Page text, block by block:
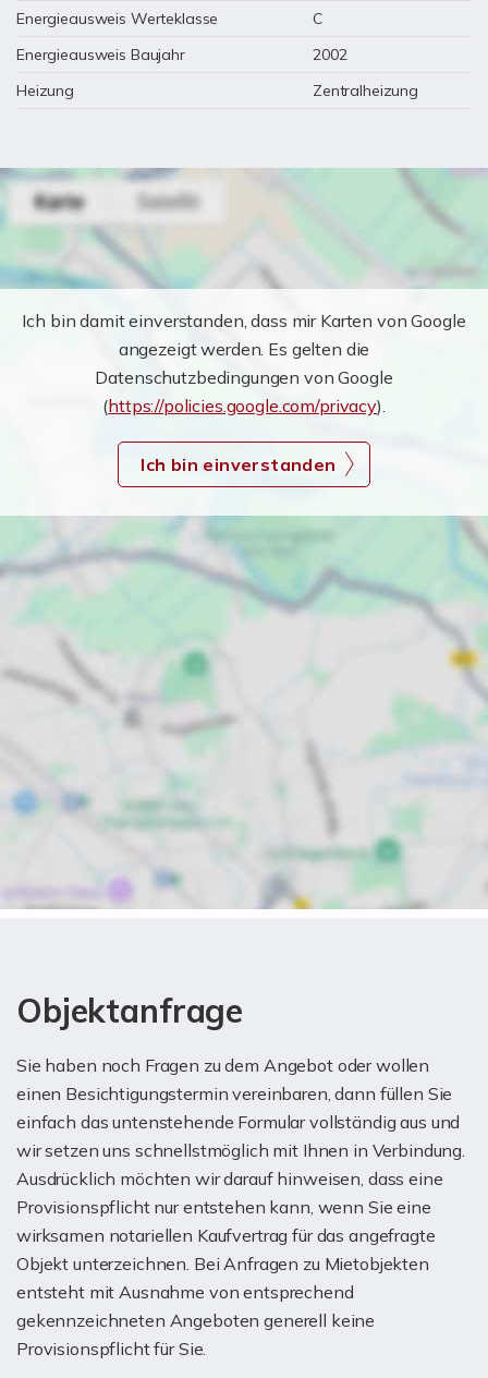
Energieausweis Werteklasse
C
Energieausweis Baujahr
2002
Heizung
Zentralheizung
Ich bin damit einverstanden, dass mir Karten von Google
angezeigt werden. Es gelten die
Datenschutzbedingungen von Google
(https://policies.google.com/privacy).
Ich bin einverstanden
Objektanfrage
Sie haben noch Fragen zu dem Angebot oder wollen
einen Besichtigungstermin vereinbaren, dann füllen Sie
einfach das untenstehende Formular vollständig aus und
wir setzen uns schnellstmöglich mit Ihnen in Verbindung.
Ausdrücklich möchten wir darauf hinweisen, dass eine
Provisionspflicht nur entstehen kann, wenn Sie eine
wirksamen notariellen Kaufvertrag für das angefragte
Objekt unterzeichnen. Bei Anfragen zu Mietobjekten
entsteht mit Ausnahme von entsprechend
gekennzeichneten Angeboten generell keine
Provisionspflicht für Sie.